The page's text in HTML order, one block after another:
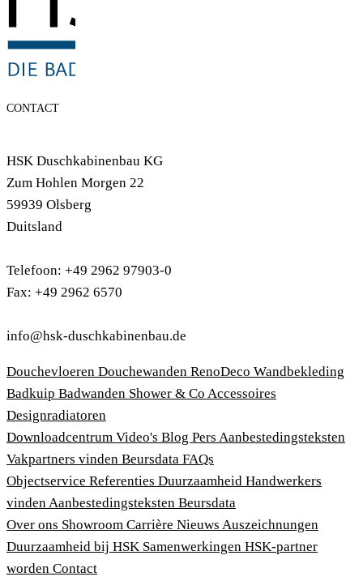
CONTACT
HSK Duschkabinenbau KG
Zum Hohlen Morgen 22
59939 Olsberg
Duitsland
Telefoon: +49 2962 97903-0
Fax: +49 2962 6570
info@hsk-duschkabinenbau.de
Douchevloeren Douchewanden RenoDeco Wandbekleding
Badkuip Badwanden Shower & Co Accessoires
Designradiatoren
Downloadcentrum Video's Blog Pers Aanbestedingsteksten
Vakpartners vinden Beursdata FAQs
Objectservice Referenties Duurzaamheid Handwerkers
vindenAanbestedingsteksten Beursdata
Over ons Showroom Carrière Nieuws Auszeichnungen
Duurzaamheid bij HSK Samenwerkingen HSK-partner
worden Contact